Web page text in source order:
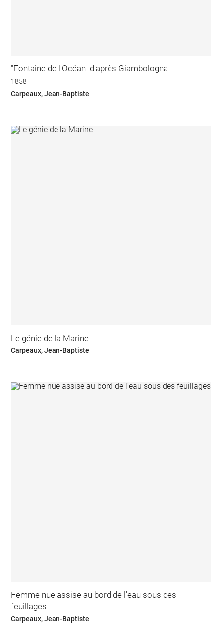
"Fontaine de l'Océan" d'après Giambologna
1858
Carpeaux, Jean-Baptiste
Le génie de la Marine
Carpeaux, Jean-Baptiste
Femme nue assise au bord de l'eau sous des
feuillages
Carpeaux, Jean-Baptiste